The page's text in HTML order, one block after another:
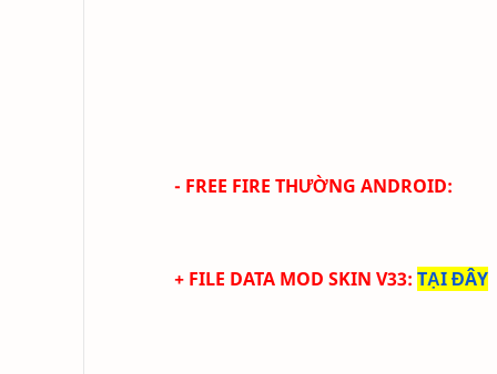
- FREE FIRE THƯỜNG ANDROID:
+ FILE DATA MOD SKIN V33: TẠI ĐÂY